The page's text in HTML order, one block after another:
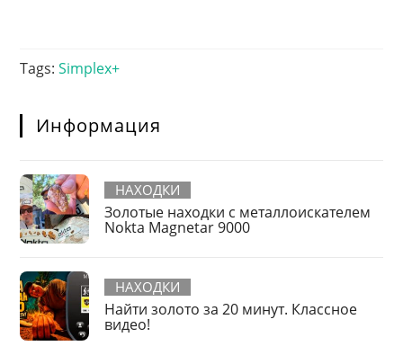
Tags:Simplex+
Информация
НАХОДКИ
Золотые находки с металлоискателем
Nokta Magnetar 9000
НАХОДКИ
Найти золото за 20 минут. Классное
видео!